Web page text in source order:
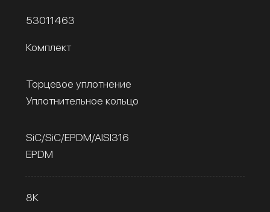
53011463
Комплект
Торцевое уплотнение
Уплотнительное кольцо
SiC/SiC/EPDM/AISI316
EPDM
8К